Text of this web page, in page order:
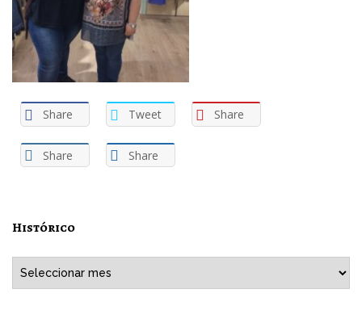
Share Tweet Share
Share Share
Histórico